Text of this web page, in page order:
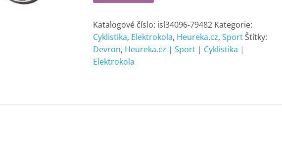
Katalogové číslo: isl34096-79482 Kategorie:
Cyklistika, Elektrokola, Heureka.cz, SportŠtítky:
Devron, Heureka.cz | Sport | Cyklistika |
Elektrokola